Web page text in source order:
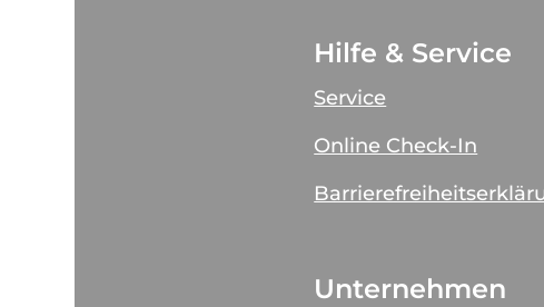
Hilfe & Service
Service
Online Check-In
Unternehmen